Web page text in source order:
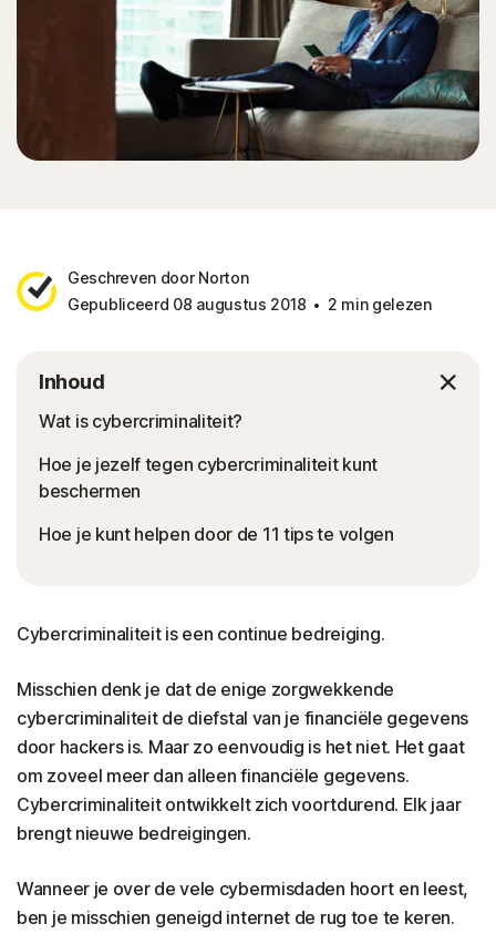
Geschreven door Norton
Gepubliceerd 08 augustus 2018
2 min gelezen
Inhoud
Wat is cybercriminaliteit?
Hoe je jezelf tegen cybercriminaliteit kunt
beschermen
Hoe je kunt helpen door de 11 tips te volgen
Cybercriminaliteit is een continue bedreiging.
Misschien denk je dat de enige zorgwekkende
cybercriminaliteit de diefstal van je financiële gegevens
door hackers is. Maar zo eenvoudig is het niet. Het gaat
om zoveel meer dan alleen financiële gegevens.
Cybercriminaliteit ontwikkelt zich voortdurend. Elk jaar
brengt nieuwe bedreigingen.
Wanneer je over de vele cybermisdaden hoort en leest,
ben je misschien geneigd internet de rug toe te keren.